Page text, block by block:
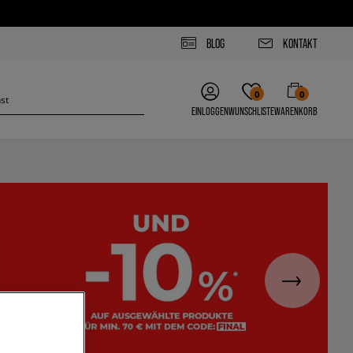
BLOG KONTAKT
EINLOGGEN
0
WUNSCHLISTE
0
WARENKORB